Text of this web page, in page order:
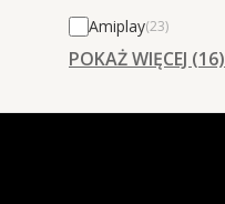
Amiplay(23)
POKAŻ WIĘCEJ (16)